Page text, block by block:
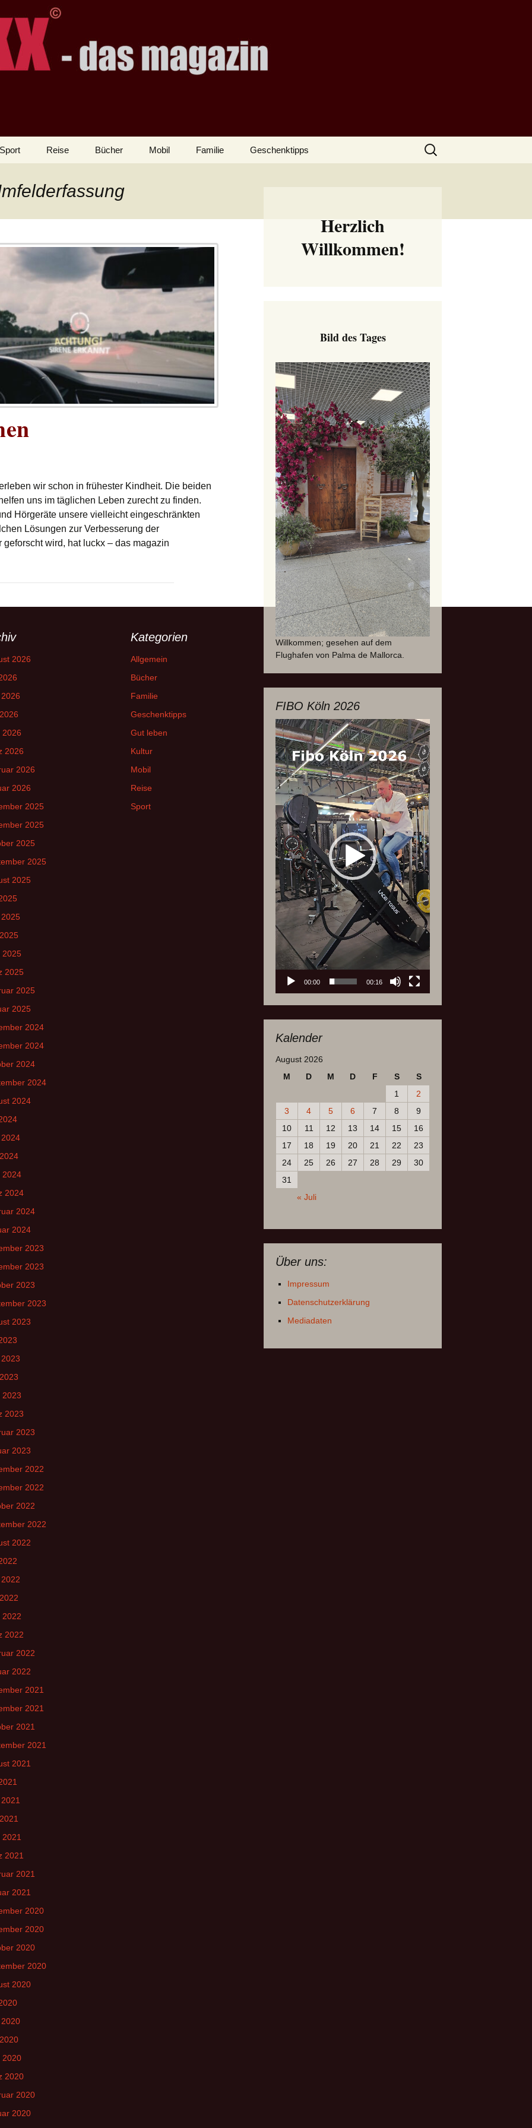
Sport Reise Bücher Mobil Familie Geschenktipps
Suchen
nach:
wir schon in frühester Kindheit. Die beiden
uns im täglichen Leben zurecht zu finden.
Hörgeräte unsere vielleicht eingeschränkten
Lösungen zur Verbesserung der
wird, hat luckx – das magazin
Herzlich
Willkommen!
Bild des Tages
Willkommen; gesehen auf dem
Flughafen von Palma de Mallorca.
FIBO Köln 2026
Video-
Player
00:00 00:16
Kalender
August 2026
M
D M D F S
S
1
2
3
4 5 6 7 8
9
10
11 12 13 14 15
16
17
18 19 20 21 22
23
24
25 26 27 28 29
30
31
« Juli
Über uns:
Impressum
Datenschutzerklärung
Mediadaten
2026
2026
2026
2026
2026
2025
2025
2025
2025
2025
2025
2025
2025
2025
2024
2024
2024
2024
2024
2024
2024
2024
2024
2023
2023
2023
2023
2023
2023
2023
2023
2023
2022
2022
2022
2022
2022
2022
2022
2022
2022
2021
2021
2021
2021
2021
2021
2021
2021
2020
2020
2020
2020
2020
2020
2020
2020
2020
Kategorien
Allgemein
Bücher
Familie
Geschenktipps
Gut leben
Kultur
Mobil
Reise
Sport